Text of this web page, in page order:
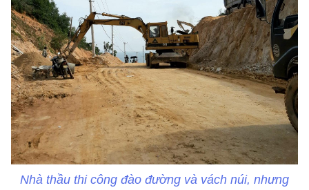
Nhà thầu thi công đào đường và vách núi, nhưng